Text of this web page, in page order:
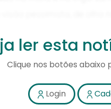
ler esta
Clique nos botões
Login